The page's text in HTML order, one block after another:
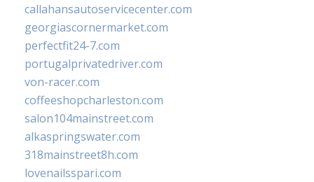
callahansautoservicecenter.com
georgiascornermarket.com
perfectfit24-7.com
portugalprivatedriver.com
von-racer.com
coffeeshopcharleston.com
salon104mainstreet.com
alkaspringswater.com
318mainstreet8h.com
lovenailsspari.com